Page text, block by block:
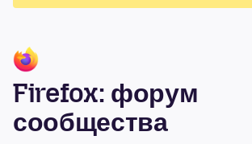
Firefox: форум
сообщества